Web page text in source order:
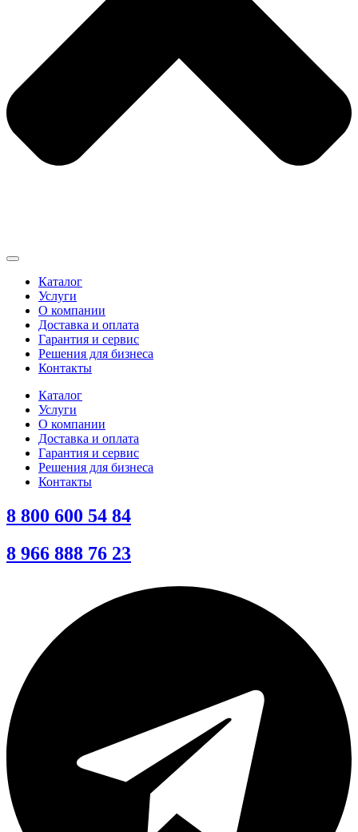
Каталог
Услуги
О компании
Доставка и оплата
Гарантия и сервис
Решения для бизнеса
Контакты
Каталог
Услуги
О компании
Доставка и оплата
Гарантия и сервис
Решения для бизнеса
Контакты
8 800 600 54 84
8 966 888 76 23